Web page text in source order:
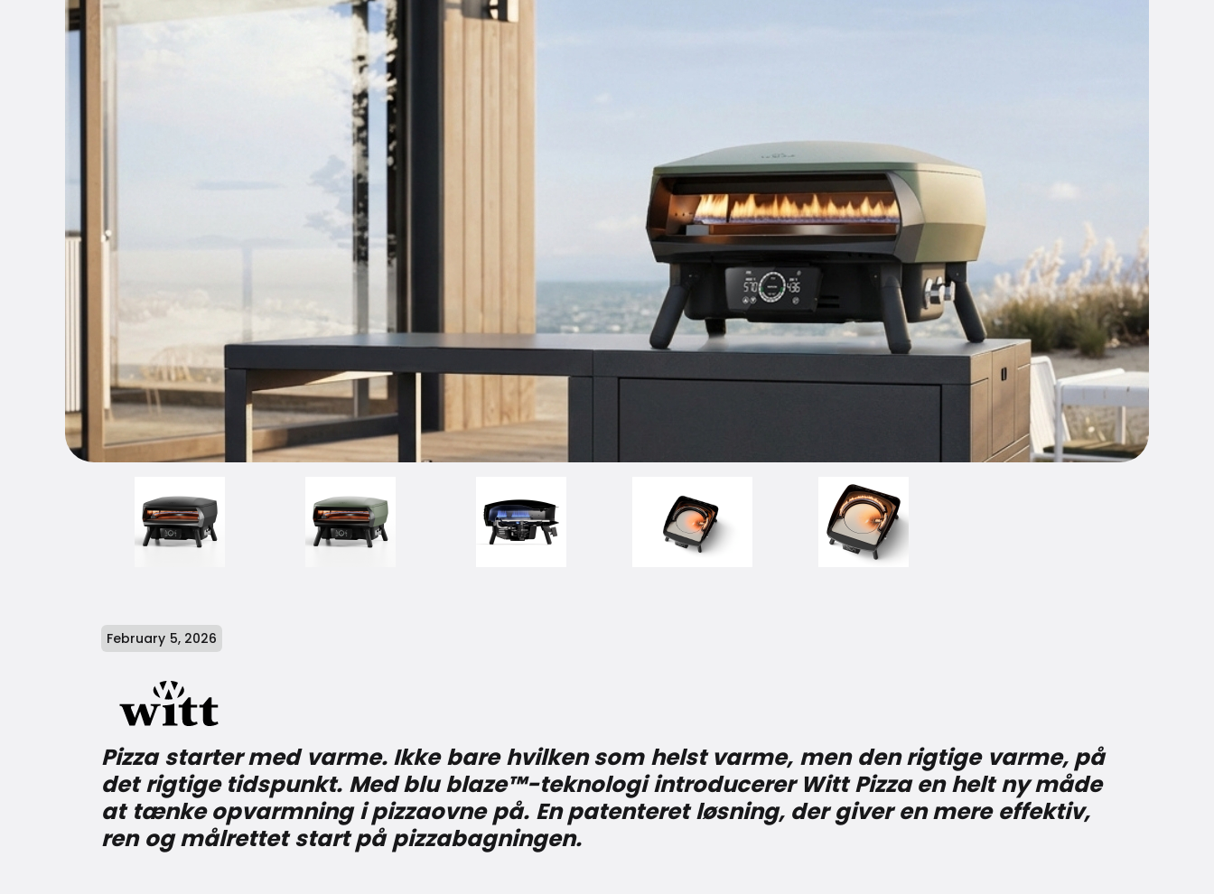
February 5, 2026
Pizza starter med varme. Ikke bare hvilken som helst varme, men den rigtige varme, på
det rigtige tidspunkt. Med blu blaze™-teknologi introducerer Witt Pizza en helt ny måde
at tænke opvarmning i pizzaovne på. En patenteret løsning, der giver en mere effektiv,
ren og målrettet start på pizzabagningen.